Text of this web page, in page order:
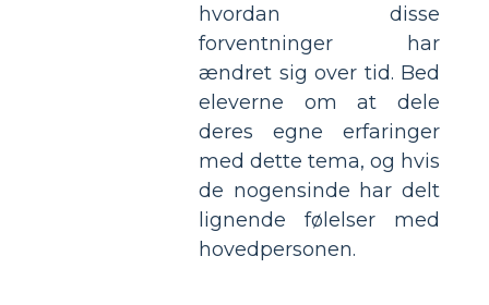
hvordan disse
forventninger har
ændret sig over tid. Bed
eleverne om at dele
deres egne erfaringer
med dette tema, og hvis
de nogensinde har delt
lignende følelser med
hovedpersonen.